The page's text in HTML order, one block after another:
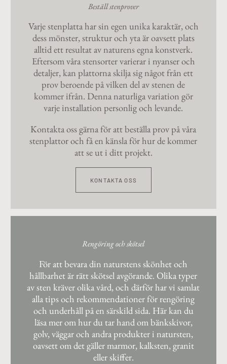
Beställ stenprover
Varje stenplatta har sin egen unika karaktär, och
dess mönster, struktur och yta är oavsett plats
alltid ett resultat av naturens egna konstverk.
Eftersom våra stensorter varierar i nyanser och
detaljer, kan plattorna skilja sig något från ett
prov beroende på vilken del av stenen de
kommer ifrån. Denna naturliga variation gör
varje installation personlig och levande.
Kontakta oss gärna för att beställa prov på våra
stenplattor och få en känsla för hur de kommer
att se ut i ditt projekt.
KONTAKTA OSS
Rengöring och skötsel
För att bevara din naturstens skönhet och
hållbarhet är rätt skötsel avgörande. Olika typer
av sten kräver olika vård, och därför har vi samlat
alla tips och rekommendationer för rengöring
och underhåll på en särskild sida. Här kan du
läsa mer om hur du tar hand om bänkskivor,
golv, väggar och andra produkter i natursten,
oavsett om det gäller marmor, kalksten, granit
eller skiffer.